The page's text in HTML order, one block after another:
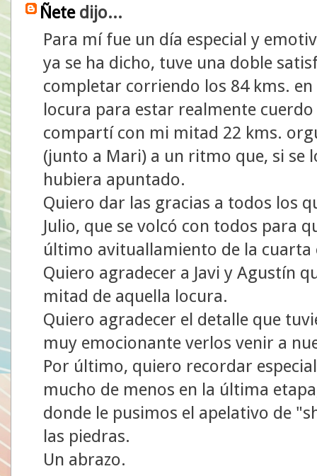
Ñetedijo...
Para mí fue un día especial y
ya se ha dicho, tuve una doble
completar corriendo los 84 kms.
locura para estar realmente
compartí con mi mitad 22 kms.
(junto a Mari) a un ritmo que, si se
hubiera apuntado.
Quiero dar las gracias a todos los
Julio, que se volcó con todos para
último avituallamiento de la cuarta
Quiero agradecer a Javi y Agustín
mitad de aquella locura.
Quiero agradecer el detalle que
muy emocionante verlos venir a
Por último, quiero recordar
mucho de menos en la última
donde le pusimos el apelativo de
las piedras.
Un abrazo.